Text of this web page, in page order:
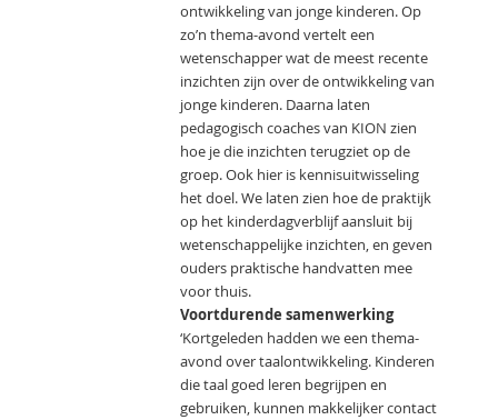
ontwikkeling van jonge kinderen. Op
zo’n thema-avond vertelt een
wetenschapper wat de meest recente
inzichten zijn over de ontwikkeling van
jonge kinderen. Daarna laten
pedagogisch coaches van KION zien
hoe je die inzichten terugziet op de
groep. Ook hier is kennisuitwisseling
het doel. We laten zien hoe de praktijk
op het kinderdagverblijf aansluit bij
wetenschappelijke inzichten, en geven
ouders praktische handvatten mee
voor thuis.
Voortdurende samenwerking
‘Kortgeleden hadden we een thema-
avond over taalontwikkeling. Kinderen
die taal goed leren begrijpen en
gebruiken, kunnen makkelijker contact